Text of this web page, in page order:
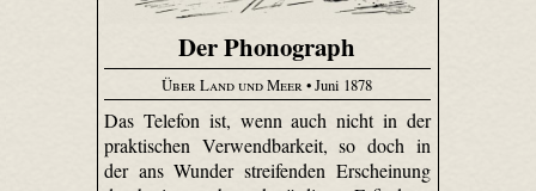
Der Phonograph
Über Land und Meer • Juni 1878
Das Telefon ist, wenn auch nicht in der
praktischen Verwendbarkeit, so doch in
der ans Wunder streifenden Erscheinung